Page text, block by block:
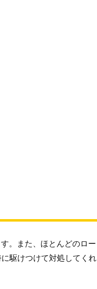
。また、ほとんどのロー
駆けつけて対処してくれ